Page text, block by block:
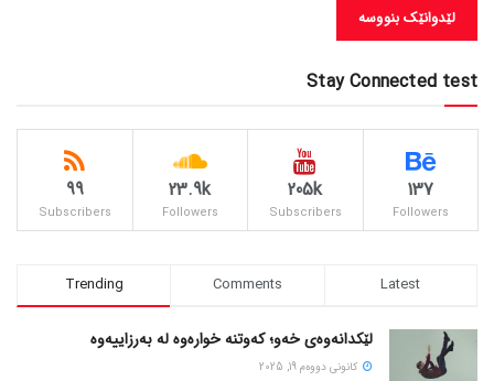
Stay Connected test
137
Followers
205k
Subscribers
23.9k
Followers
99
Subscribers
Trending Comments Latest
لێکدانەوەی خەو؛ کەوتنە خوارەوە لە بەرزاییەوە
كانونی دووه‌م 19, 2025